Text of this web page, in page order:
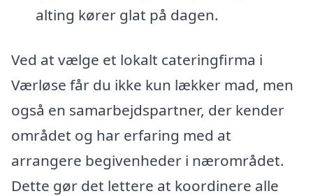
alting kører glat på dagen.
Ved at vælge et lokalt cateringfirma i
Værløse får du ikke kun lækker mad, men
også en samarbejdspartner, der kender
området og har erfaring med at
arrangere begivenheder i nærområdet.
Dette gør det lettere at koordinere alle